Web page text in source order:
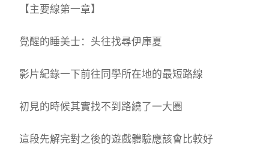
【主要線第一章】
覺醒的睡美士：头往找尋伊庫夏
影片紀錄一下前往同學所在地的最短路線
初見的時候其實找不到路繞了一大圈
這段先解完對之後的遊戲體驗應該會比較好